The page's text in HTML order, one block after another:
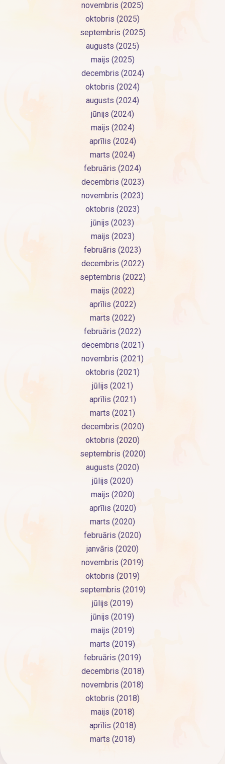
novembris (2025)
oktobris (2025)
septembris (2025)
augusts (2025)
maijs (2025)
decembris (2024)
oktobris (2024)
augusts (2024)
jūnijs (2024)
maijs (2024)
aprīlis (2024)
marts (2024)
februāris (2024)
decembris (2023)
novembris (2023)
oktobris (2023)
jūnijs (2023)
maijs (2023)
februāris (2023)
decembris (2022)
septembris (2022)
maijs (2022)
aprīlis (2022)
marts (2022)
februāris (2022)
decembris (2021)
novembris (2021)
oktobris (2021)
jūlijs (2021)
aprīlis (2021)
marts (2021)
decembris (2020)
oktobris (2020)
septembris (2020)
augusts (2020)
jūlijs (2020)
maijs (2020)
aprīlis (2020)
marts (2020)
februāris (2020)
janvāris (2020)
novembris (2019)
oktobris (2019)
septembris (2019)
jūlijs (2019)
jūnijs (2019)
maijs (2019)
marts (2019)
februāris (2019)
decembris (2018)
novembris (2018)
oktobris (2018)
maijs (2018)
aprīlis (2018)
marts (2018)